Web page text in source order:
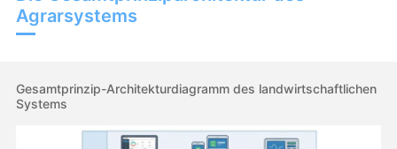
Agrarsystems
Gesamtprinzip-Architekturdiagramm des landwirtschaftlichen
Systems